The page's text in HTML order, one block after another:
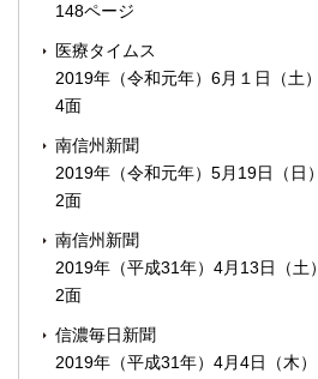
148ページ
医療タイムス
2019年（令和元年）6月１日（土）
4面
南信州新聞
2019年（令和元年）5月19日（日）
2面
南信州新聞
2019年（平成31年）4月13日（土）
2面
信濃毎日新聞
2019年（平成31年）4月4日（木）